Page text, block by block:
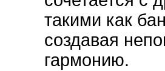
такими как
создавая
гармонию.